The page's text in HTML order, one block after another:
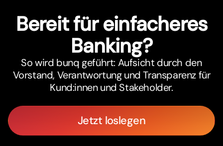
Bereit für einfacheres
Banking?
So wird bunq geführt: Aufsicht durch den
Vorstand, Verantwortung und Transparenz für
Kund:innen und Stakeholder.
Jetzt loslegen